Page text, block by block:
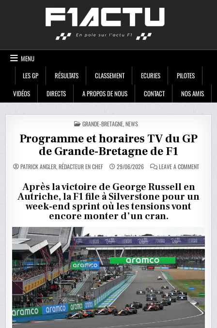
MENU
LES GP
RÉSULTATS CLASSEMENT ECURIES
PILOTES
VIDÉOS
DIRECTS A PROPOS DE NOUS CONTACT NOS AMIS
POSTED
IN
GRANDE-BRETAGNE,NEWS
Programme et horaires TV du GP
de Grande-Bretagne de F1
PATRICK ANGLER, RÉDACTEUR EN CHEF 29/06/2026 LEAVE A COMMENTON
GP
Après la victoire de George Russell en
Autriche, la F1 file à Silverstone pour un
week-end sprint où les tensions vont
encore monter d’un cran.